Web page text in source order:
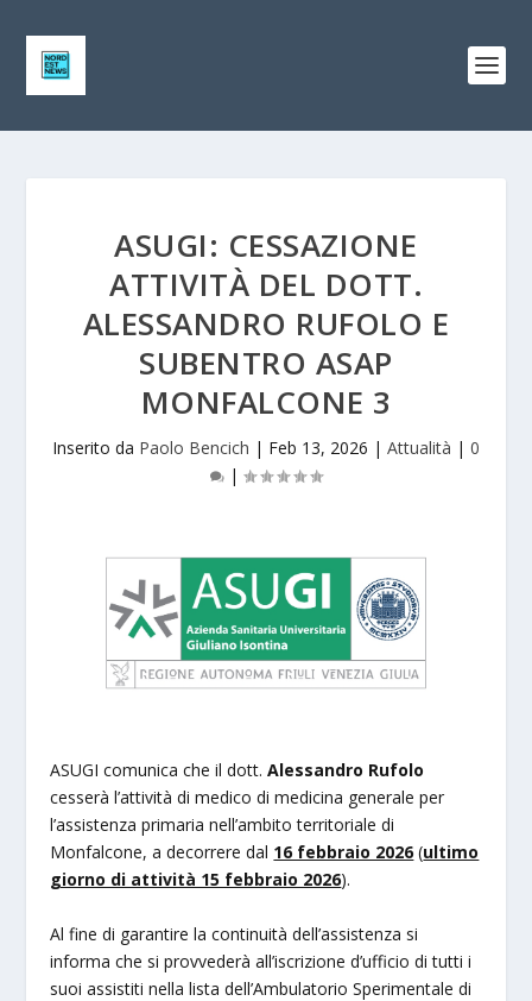
ASUGI: CESSAZIONE
ATTIVITÀ DEL DOTT.
ALESSANDRO RUFOLO E
SUBENTRO ASAP
MONFALCONE 3
Inserito da Paolo Bencich | Feb 13, 2026 | Attualità | 0
|
ASUGI comunica che il dott.Alessandro Rufolo
cesserà l’attività di medico di medicina generale per
l’assistenza primaria nell’ambito territoriale di
Monfalcone, a decorrere dal 16 febbraio 2026 (ultimo
giorno di attività 15 febbraio 2026).
Al fine di garantire la continuità dell’assistenza si
informa che si provvederà all’iscrizione d’ufficio di tutti i
suoi assistiti nella lista dell’Ambulatorio Sperimentale di